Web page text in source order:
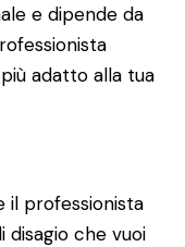
e dipende da
adatto alla tua
il professionista
disagio che vuoi